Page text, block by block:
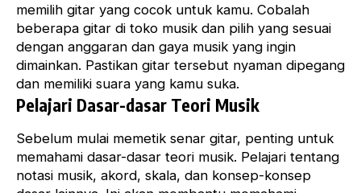
memilih gitar yang cocok untuk kamu. Cobalah
beberapa gitar di toko musik dan pilih yang sesuai
dengan anggaran dan gaya musik yang ingin
dimainkan. Pastikan gitar tersebut nyaman dipegang
dan memiliki suara yang kamu suka.
Pelajari Dasar-dasar Teori Musik
Sebelum mulai memetik senar gitar, penting untuk
memahami dasar-dasar teori musik. Pelajari tentang
notasi musik, akord, skala, dan konsep-konsep